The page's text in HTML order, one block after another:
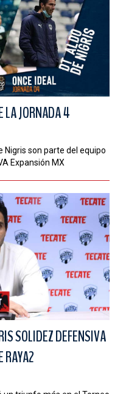
LA JORNADA 4
Nigris son parte del equipo
Expansión MX
SOLIDEZ DEFENSIVA
RAYA2